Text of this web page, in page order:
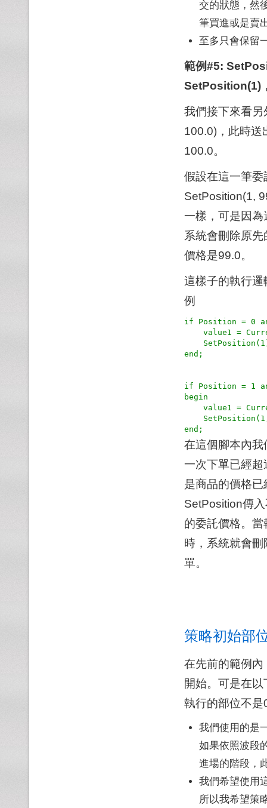
交的狀態，然
筆買進或是賣
至多只會保留
範例#5:
SetPosition(1)
我們接下來看
100.0)，此時送
100.0。
假設在這一筆
SetPosition(1,
一樣，可是因
系統會刪除原
價格是99.0。
這樣子的執行
例
if Position = 0
end;
if Position = 1
begin
在這個腳本內
一次下單已經
是商品的價格
SetPosition傳
的委託價格。
時，系統就會
單。
策略初始部
在先前的範例
開始。可是在
執行的部位不是
我們使用的是
如果依照波段
進場的階段，
我們希望使用
所以我希望策